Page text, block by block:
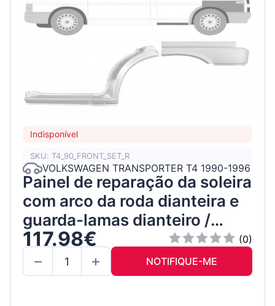
Indisponível
SKU: T4_90_FRONT_SET_R
VOLKSWAGEN TRANSPORTER T4 1990-1996
Painel de reparação da soleira
com arco da roda dianteira e
guarda-lamas dianteiro /
Direito / Conjunto
117.98€
(0)
NOTIFIQUE-ME